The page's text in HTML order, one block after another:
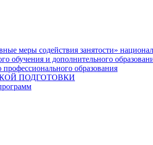
меры содействия занятости»
обучения и дополнительного
образования
ПОДГОТОВКИ